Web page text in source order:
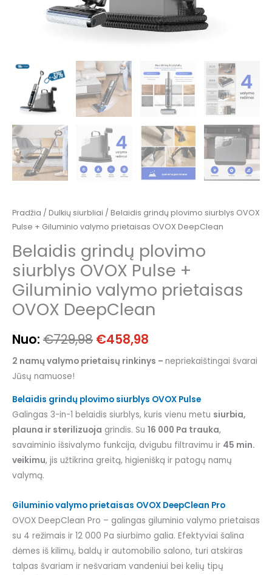
Pradžia / Dulkių siurbliai / Belaidis grindų plovimo siurblys OVOX
Pulse + Giluminio valymo prietaisas OVOX DeepClean
Belaidis grindų plovimo
siurblys OVOX Pulse +
Giluminio valymo prietaisas
OVOX DeepClean
Nuo: €729,98 €458,98
2 namų valymo prietaisų rinkinys – nepriekaištingai švarai
Jūsų namuose!
Belaidis grindų plovimo siurblys OVOX Pulse
Galingas 3-in-1 belaidis siurblys, kuris vienu metu siurbia,
plauna ir sterilizuoja grindis. Su 16 000 Pa trauka,
savaiminio išsivalymo funkcija, dvigubu filtravimu ir 45 min.
veikimu, jis užtikrina greitą, higienišką ir patogų namų
valymą.
Giluminio valymo prietaisas OVOX DeepClean Pro
OVOX DeepClean Pro – galingas giluminio valymo prietaisas
su 4 režimais ir 12 000 Pa siurbimo galia. Efektyviai šalina
dėmes iš kilimų, baldų ir automobilio salono, turi atskiras
talpas švariam ir nešvariam vandeniui bei kelių tipų
DeepClean